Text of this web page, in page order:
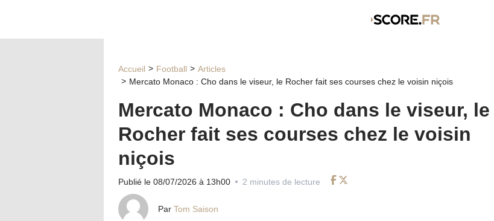
Accueil Football
Articles
Mercato Monaco : Cho dans le viseur, le Rocher fait ses courses chez le voisin niçois
Mercato Monaco : Cho dans le viseur, le
Rocher fait ses courses chez le voisin
niçois
Publié le 08/07/2026 à 13h00
2 minutes de lecture
Par Tom Saison